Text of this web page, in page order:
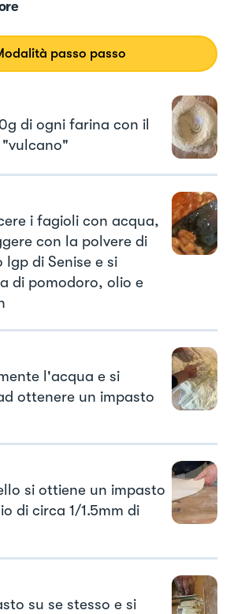
passo passo
di ogni farina con il
"vulcano"
i fagioli con acqua,
con la polvere di
Igp di Senise e si
di pomodoro, olio e
l'acqua e si
ottenere un impasto
si ottiene un impasto
di circa 1/1.5mm di
su se stesso e si